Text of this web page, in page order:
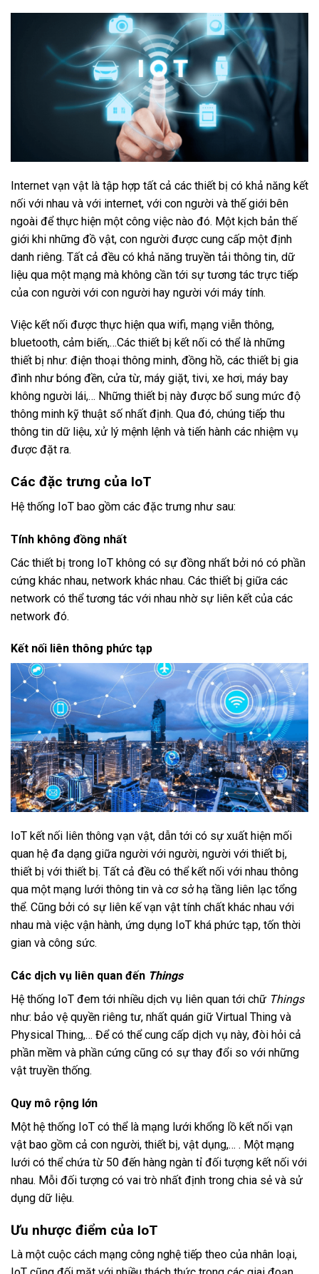
Internet vạn vật là tập hợp tất cả các thiết bị có khả năng kết
nối với nhau và với internet, với con người và thế giới bên
ngoài để thực hiện một công việc nào đó. Một kịch bản thế
giới khi những đồ vật, con người được cung cấp một định
danh riêng. Tất cả đều có khả năng truyền tải thông tin, dữ
liệu qua một mạng mà không cần tới sự tương tác trực tiếp
của con người với con người hay người với máy tính.
Việc kết nối được thực hiện qua wifi, mạng viễn thông,
bluetooth, cảm biến,…Các thiết bị kết nối có thể là những
thiết bị như: điện thoại thông minh, đồng hồ, các thiết bị gia
đình như bóng đền, cửa từ, máy giặt, tivi, xe hơi, máy bay
không người lái,… Những thiết bị này được bổ sung mức độ
thông minh kỹ thuật số nhất định. Qua đó, chúng tiếp thu
thông tin dữ liệu, xử lý mệnh lệnh và tiến hành các nhiệm vụ
được đặt ra.
Các đặc trưng của IoT
Hệ thống IoT bao gồm các đặc trưng như sau:
Tính không đồng nhất
Các thiết bị trong IoT không có sự đồng nhất bởi nó có phần
cứng khác nhau, network khác nhau. Các thiết bị giữa các
network có thể tương tác với nhau nhờ sự liên kết của các
network đó.
Kết nối liên thông phức tạp
IoT kết nối liên thông vạn vật, dẫn tới có sự xuất hiện mối
quan hệ đa dạng giữa người với người, người với thiết bị,
thiết bị với thiết bị. Tất cả đều có thể kết nối với nhau thông
qua một mạng lưới thông tin và cơ sở hạ tầng liên lạc tổng
thể. Cũng bởi có sự liên kế vạn vật tính chất khác nhau với
nhau mà việc vận hành, ứng dụng IoT khá phức tạp, tốn thời
gian và công sức.
Các dịch vụ liên quan đến Things
Hệ thống IoT đem tới nhiều dịch vụ liên quan tới chữ Things
như: bảo vệ quyền riêng tư, nhất quán giữ Virtual Thing và
Physical Thing,… Để có thể cung cấp dịch vụ này, đòi hỏi cả
phần mềm và phần cứng cũng có sự thay đổi so với những
vật truyền thống.
Quy mô rộng lớn
Một hệ thống IoT có thể là mạng lưới khổng lồ kết nối vạn
vật bao gồm cả con người, thiết bị, vật dụng,… . Một mạng
lưới có thể chứa từ 50 đến hàng ngàn tỉ đối tượng kết nối với
nhau. Mỗi đối tượng có vai trò nhất định trong chia sẻ và sử
dụng dữ liệu.
Ưu nhược điểm của IoT
Là một cuộc cách mạng công nghệ tiếp theo của nhân loại,